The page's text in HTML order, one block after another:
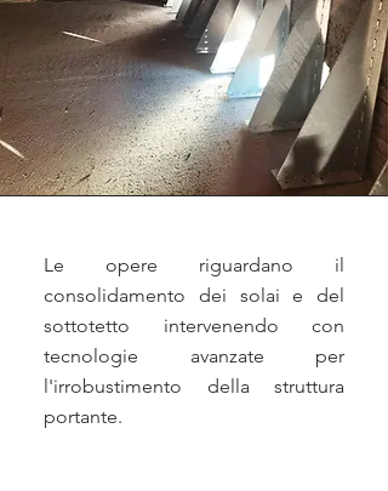
Le opere riguardano il
consolidamento dei solai e del
sottotetto intervenendo con
tecnologie avanzate per
l'irrobustimento della struttura
portante.